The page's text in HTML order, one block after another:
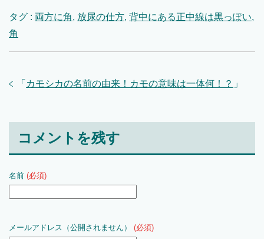
タグ : 両方に角, 放尿の仕方, 背中にある正中線は黒っぽい,
角
「 カモシカの名前の由来！カモの意味は一体何！？ 」
コメントを残す
名前 (必須)
メールアドレス（公開されません） (必須)